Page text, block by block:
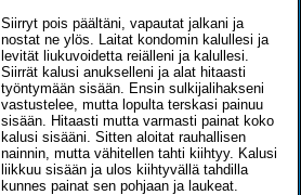
Siirryt pois päältäni, vapautat jalkani ja
nostat ne ylös. Laitat kondomin kalullesi ja
levität liukuvoidetta reiälleni ja kalullesi.
Siirrät kalusi anukselleni ja alat hitaasti
työntymään sisään. Ensin sulkijalihakseni
vastustelee, mutta lopulta terskasi painuu
sisään. Hitaasti mutta varmasti painat koko
kalusi sisääni. Sitten aloitat rauhallisen
nainnin, mutta vähitellen tahti kiihtyy. Kalusi
liikkuu sisään ja ulos kiihtyvällä tahdilla
kunnes painat sen pohjaan ja laukeat.